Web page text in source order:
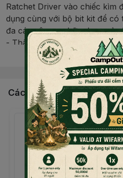
Ratchet Driver vào chiếc kìm
dụng cùng với bộ bit kit để có
đa các công cụ hữu dụng của
- Thân làm bằng thép không rỉ
- Thích hợp sử dụng trong
để sử dụng nhanh trong
cắm trại dã ngoại
- Kích thước: Nặng: 36.8
- Sản phẩm thương hiệu
- Bảo hành chính hãng 2 năm
Đọc thêm
Các sản phẩm, dịch vụ